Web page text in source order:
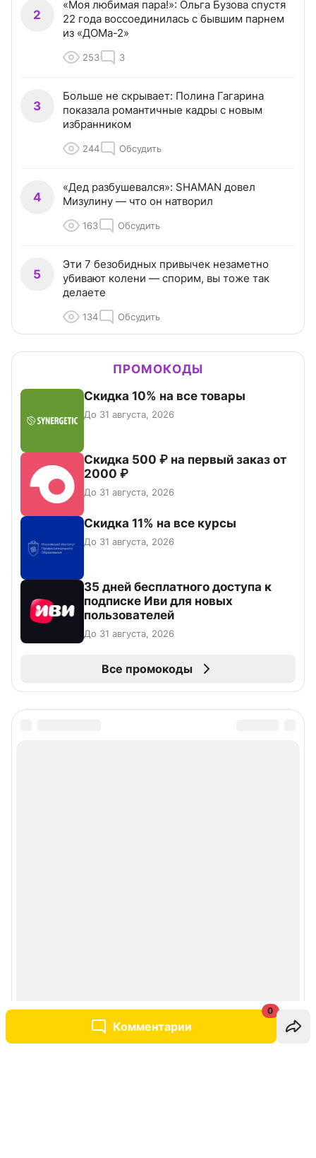
Комментарии
0
2
«Моя любимая пара!»: Ольга Бузова спустя
22 года воссоединилась с бывшим парнем
из «ДОМа-2»
253 3
3
Больше не скрывает: Полина Гагарина
показала романтичные кадры с новым
избранником
244 Обсудить
4
«Дед разбушевался»: SHAMAN довел
Мизулину — что он натворил
163 Обсудить
5
Эти 7 безобидных привычек незаметно
убивают колени — спорим, вы тоже так
делаете
134 Обсудить
ПРОМОКОДЫ
Скидка 10% на все товары
До 31 августа, 2026
Скидка 500 ₽ на первый заказ от
2000 ₽
До 31 августа, 2026
Скидка 11% на все курсы
До 31 августа, 2026
35 дней бесплатного доступа к
подписке Иви для новых
пользователей
До 31 августа, 2026
Все промокоды